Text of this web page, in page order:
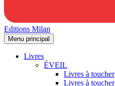
Editions Milan
Menu principal
Livres
ÉVEIL
Livres à toucher
Livres à toucher